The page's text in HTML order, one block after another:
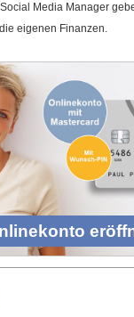
Media Manager
eigenen Finanzen.